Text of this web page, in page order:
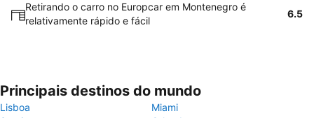
Retirando o carro no Europcar em Montenegro é
relativamente rápido e fácil
6.5
Principais destinos do mundo
Lisboa
Miami